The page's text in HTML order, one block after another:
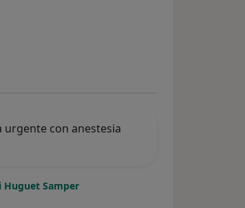
urgente con anestesia
Huguet Samper